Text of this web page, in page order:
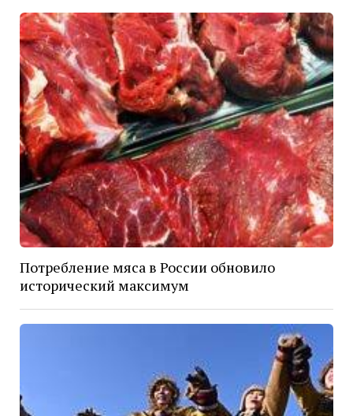
Потребление мяса в России обновило
исторический максимум